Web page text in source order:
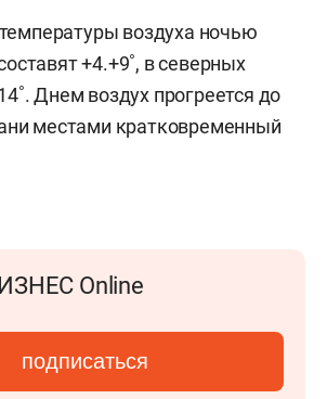
воздуха ночью
+4.+9˚, в северных
Днем воздух прогреется до
местами кратковременный
Online
подписаться